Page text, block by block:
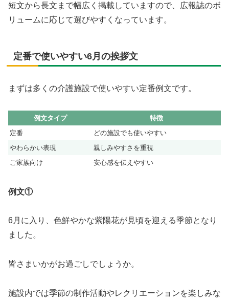
短文から長文まで幅広く掲載していますので、広報誌のボ
リュームに応じて選びやすくなっています。
定番で使いやすい6月の挨拶文
まずは多くの介護施設で使いやすい定番例文です。
例文タイプ
特徴
定番
どの施設でも使いやすい
やわらかい表現
親しみやすさを重視
ご家族向け
安心感を伝えやすい
例文①
6月に入り、色鮮やかな紫陽花が見頃を迎える季節となり
ました。
皆さまいかがお過ごしでしょうか。
施設内では季節の制作活動やレクリエーションを楽しみな